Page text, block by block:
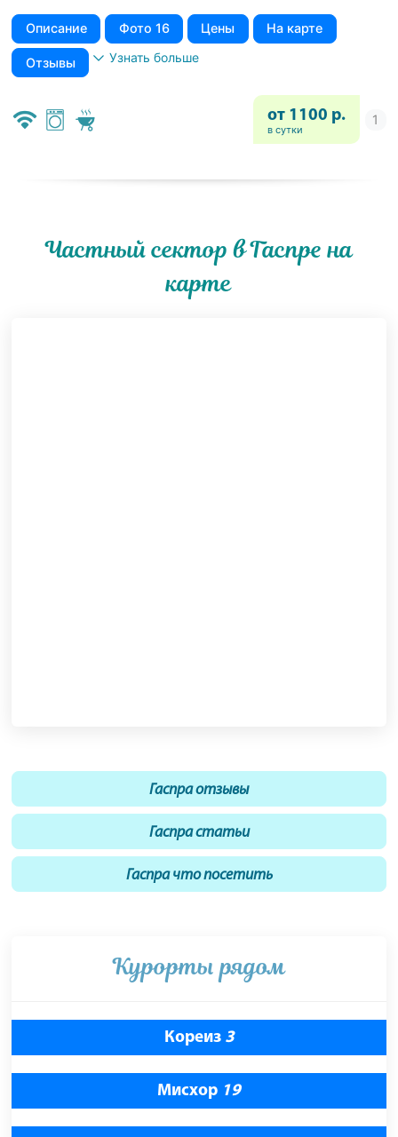
Описание Фото 16 Цены На карте
Отзывы Узнать больше
от 1100 р.
в сутки
Частный сектор в Гаспре на
карте
Гаспра отзывы
Гаспра статьи
Гаспра что посетить
Курорты рядом
Кореиз 3
Мисхор 19